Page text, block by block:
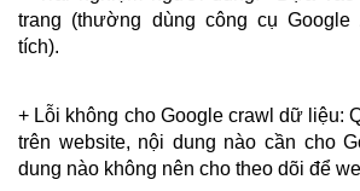
trang (thường dùng công cụ Google
tích).
+ Lỗi không cho Google crawl dữ liệu:
trên website, nội dung nào cần cho
dung nào không nên cho theo dõi để